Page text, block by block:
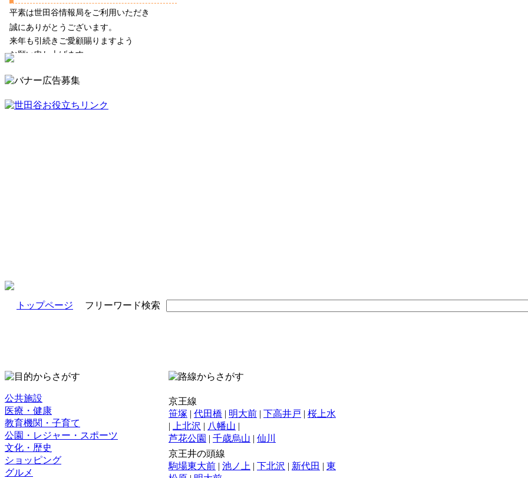
トップページ フリーワード検索
公共施設
医療・健康
教育機関・子育て
公園・レジャー・スポーツ
文化・歴史
ショッピング
グルメ
京王線
笹塚 | 代田橋 | 明大前 | 下高井戸 | 桜上水
|
上北沢 | 八幡山 |
芦花公園 | 千歳烏山 | 仙川
京王井の頭線
駒場東大前 | 池ノ上 | 下北沢 | 新代田 | 東